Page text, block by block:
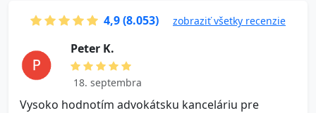
4,9 (8.053) zobraziť všetky recenzie
P e t e r K.
18. septembra
Vysoko hodnotím advokátsku kanceláriu pre